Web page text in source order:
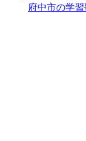
府中市の学